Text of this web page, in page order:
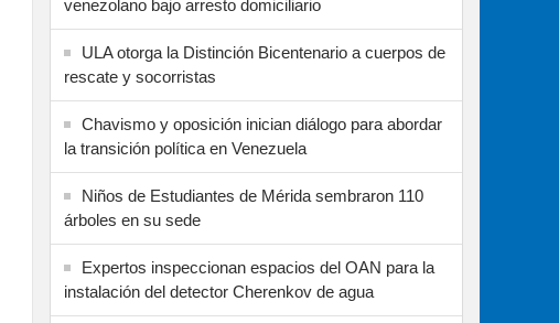
venezolano bajo arresto domiciliario
ULA otorga la Distinción Bicentenario a cuerpos de
rescate y socorristas
Chavismo y oposición inician diálogo para abordar
la transición política en Venezuela
Niños de Estudiantes de Mérida sembraron 110
árboles en su sede
Expertos inspeccionan espacios del OAN para la
instalación del detector Cherenkov de agua